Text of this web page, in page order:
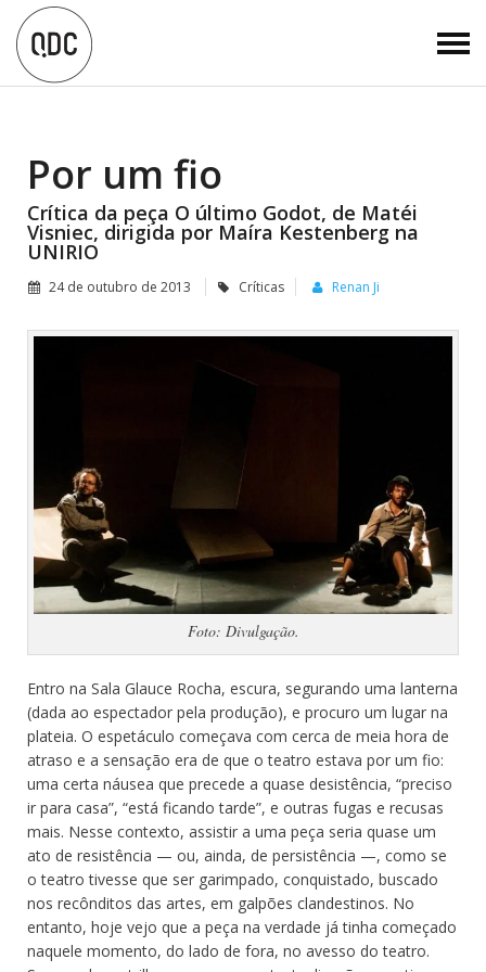
Por um fio
Crítica da peça O último Godot, de Matéi
Visniec, dirigida por Maíra Kestenberg na
UNIRIO
24 de outubro de 2013 Críticas Renan Ji
Foto: Divulgação.
Entro na Sala Glauce Rocha, escura, segurando uma lanterna
(dada ao espectador pela produção), e procuro um lugar na
plateia. O espetáculo começava com cerca de meia hora de
atraso e a sensação era de que o teatro estava por um fio:
uma certa náusea que precede a quase desistência, “preciso
ir para casa”, “está ficando tarde”, e outras fugas e recusas
mais. Nesse contexto, assistir a uma peça seria quase um
ato de resistência — ou, ainda, de persistência —, como se
o teatro tivesse que ser garimpado, conquistado, buscado
nos recônditos das artes, em galpões clandestinos. No
entanto, hoje vejo que a peça na verdade já tinha começado
naquele momento, do lado de fora, no avesso do teatro.